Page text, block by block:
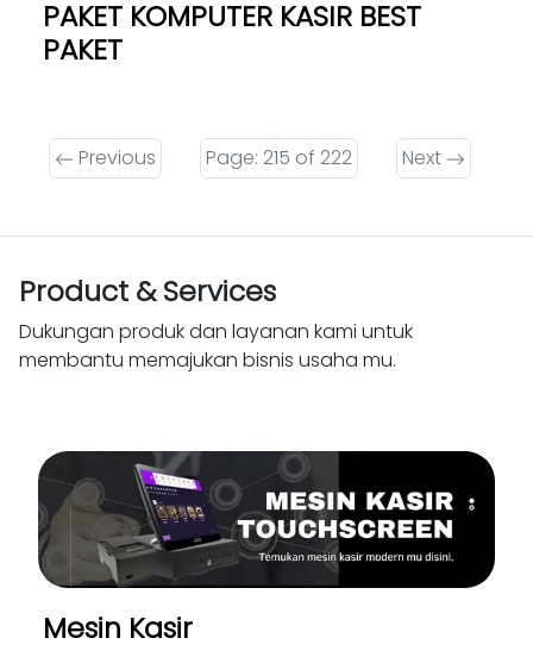
PAKET KOMPUTER KASIR BEST
PAKET
Previous Page: 215 of 222 Next
Product & Services
Dukungan produk dan layanan kami untuk
membantu memajukan bisnis usaha mu.
Mesin Kasir